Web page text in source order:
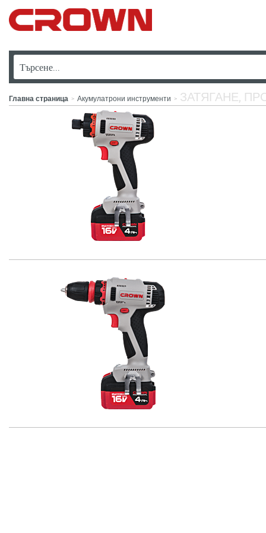
Главна страница > Акумулатрони инструменти > ЗАТЯГАНЕ,